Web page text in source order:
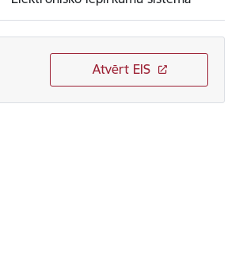
Atvērt EIS